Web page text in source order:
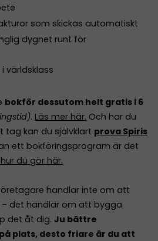
som skickas automatiskt
dygnet runt för
världsklass
bokför dessutom helt gratis i 6
. Läs mer här. Och har du
tag kan du självklart prova Spiris
ett bokföringsprogram är det
du gör här.
handlar inte om att
det handlar om att bygga
det åt dig. Ju bättre
plats, desto friare är du att